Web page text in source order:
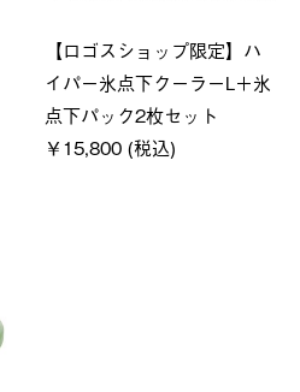
【ロゴスショップ限定】ハ
イパー氷点下クーラーL＋氷
点下パック2枚セット
￥15,800 (税込)